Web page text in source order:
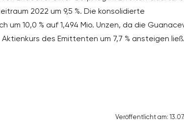
2022 um 9,5 %. Die konsolidierte
10,0 % auf 1,494 Mio. Unzen, da die
des Emittenten um 7,7 % ansteigen ließ.
Veröffentlicht am: